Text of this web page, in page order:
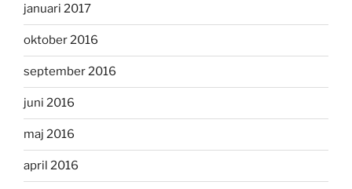
januari 2017
oktober 2016
september 2016
juni 2016
maj 2016
april 2016